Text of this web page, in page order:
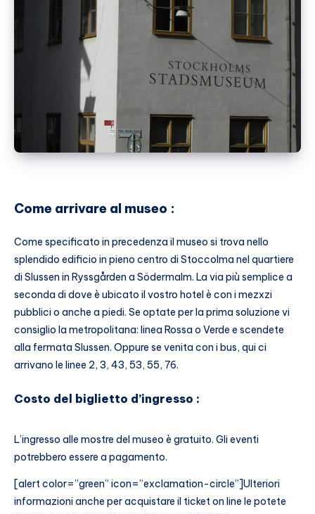
Come arrivare al museo :
Come specificato in precedenza il museo si trova nello
splendido edificio in pieno centro di Stoccolma nel quartiere
di Slussen in Ryssgården a Södermalm. La via più semplice a
seconda di dove è ubicato il vostro hotel è con i mezxzi
pubblici o anche a piedi. Se optate per la prima soluzione vi
consiglio la metropolitana: linea Rossa o Verde e scendete
alla fermata Slussen. Oppure se venita con i bus, qui ci
arrivano le linee 2, 3, 43, 53, 55, 76.
Costo del biglietto d’ingresso :
L’ingresso alle mostre del museo è gratuito. Gli eventi
potrebbero essere a pagamento.
[alert color=”green” icon=”exclamation-circle”]Ulteriori
informazioni anche per acquistare il ticket on line le potete